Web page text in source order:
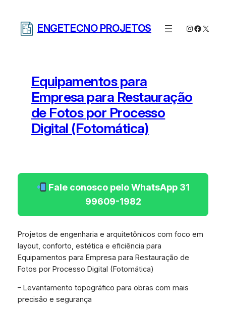
ENGETECNO PROJETOS Instagram
X
Equipamentos para
Empresa para Restauração
de Fotos por Processo
Digital (Fotomática)
Fale conosco pelo WhatsApp 31
99609-1982
Projetos de engenharia e arquitetônicos com foco em
layout, conforto, estética e eficiência para
Equipamentos para Empresa para Restauração de
Fotos por Processo Digital (Fotomática)
– Levantamento topográfico para obras com mais
precisão e segurança